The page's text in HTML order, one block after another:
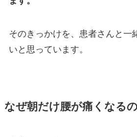
そのきっかけを、患者さんと一
いと思っています。
なぜ朝だけ腰が痛くなる